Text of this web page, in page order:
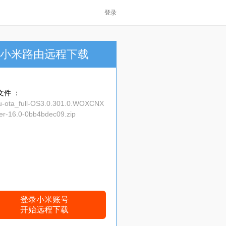
登录
小米路由远程下载
件 ：
ota_full-OS3.0.301.0.WOXCNX
16.0-0bb4bdec09.zip
登录小米账号
开始远程下载